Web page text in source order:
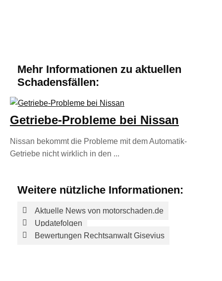
Mehr Informationen zu aktuellen
Schadensfällen:
Getriebe-Probleme bei Nissan
Nissan bekommt die Probleme mit dem Automatik-
Getriebe nicht wirklich in den ...
Weitere nützliche Informationen:
Aktuelle News von motorschaden.de
Updatefolgen
Bewertungen Rechtsanwalt Gisevius